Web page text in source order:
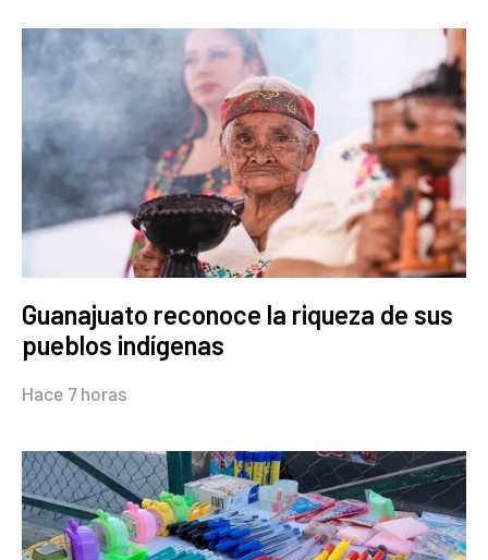
Guanajuato reconoce la riqueza de sus
pueblos indígenas
Hace 7 horas